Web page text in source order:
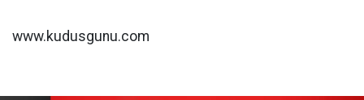
www.kudusgunu.com